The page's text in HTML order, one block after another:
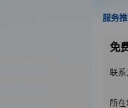
服务
免
联系
所在